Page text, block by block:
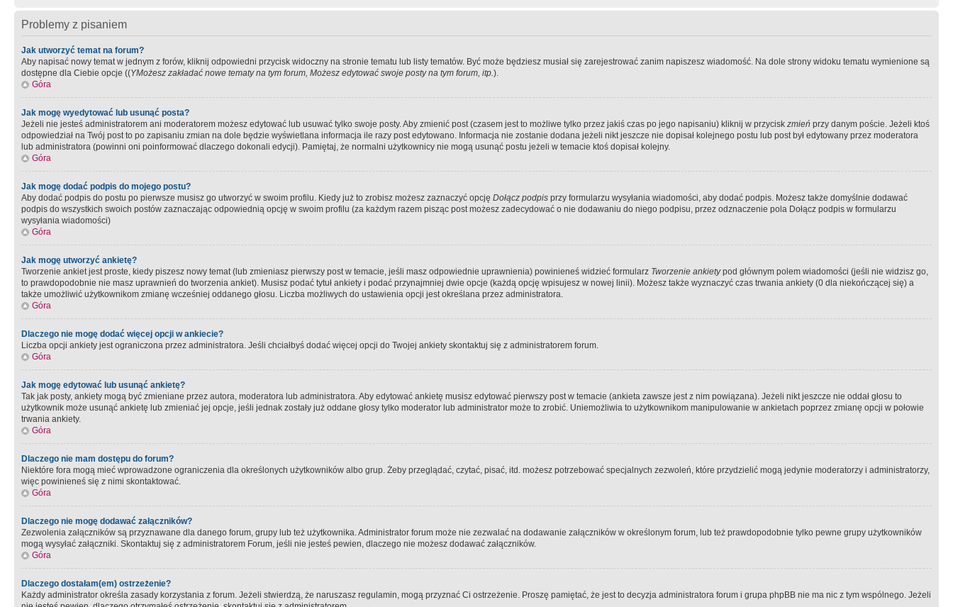
Problemy z pisaniem
Jak utworzyć temat na forum?
Aby napisać nowy temat w jednym z forów, kliknij odpowiedni przycisk widoczny na stronie tematu lub listy tematów. Być może będziesz musiał się zarejestrować zanim napiszesz wiadomość. Na dole strony widoku tematu wymienione są
dostępne dla Ciebie opcje ((YMożesz zakładać nowe tematy na tym forum, Możesz edytować swoje posty na tym forum, itp.).
Góra
Jak mogę wyedytować lub usunąć posta?
Jeżeli nie jesteś administratorem ani moderatorem możesz edytować lub usuwać tylko swoje posty. Aby zmienić post (czasem jest to możliwe tylko przez jakiś czas po jego napisaniu) kliknij w przycisk zmień przy danym poście. Jeżeli ktoś
odpowiedział na Twój post to po zapisaniu zmian na dole będzie wyświetlana informacja ile razy post edytowano. Informacja nie zostanie dodana jeżeli nikt jeszcze nie dopisał kolejnego postu lub post był edytowany przez moderatora
lub administratora (powinni oni poinformować dlaczego dokonali edycji). Pamiętaj, że normalni użytkownicy nie mogą usunąć postu jeżeli w temacie ktoś dopisał kolejny.
Góra
Jak mogę dodać podpis do mojego postu?
Aby dodać podpis do postu po pierwsze musisz go utworzyć w swoim profilu. Kiedy już to zrobisz możesz zaznaczyć opcję Dołącz podpis przy formularzu wysyłania wiadomości, aby dodać podpis. Możesz także domyślnie dodawać
podpis do wszystkich swoich postów zaznaczając odpowiednią opcję w swoim profilu (za każdym razem pisząc post możesz zadecydować o nie dodawaniu do niego podpisu, przez odznaczenie pola Dołącz podpis w formularzu
wysyłania wiadomości)
Góra
Jak mogę utworzyć ankietę?
Tworzenie ankiet jest proste, kiedy piszesz nowy temat (lub zmieniasz pierwszy post w temacie, jeśli masz odpowiednie uprawnienia) powinieneś widzieć formularz Tworzenie ankietypod głównym polem wiadomości (jeśli nie widzisz go,
to prawdopodobnie nie masz uprawnień do tworzenia ankiet). Musisz podać tytuł ankiety i podać przynajmniej dwie opcje (każdą opcję wpisujesz w nowej linii). Możesz także wyznaczyć czas trwania ankiety (0 dla niekończącej się) a
także umożliwić użytkownikom zmianę wcześniej oddanego głosu. Liczba możliwych do ustawienia opcji jest określana przez administratora.
Góra
Dlaczego nie mogę dodać więcej opcji w ankiecie?
Liczba opcji ankiety jest ograniczona przez administratora. Jeśli chciałbyś dodać więcej opcji do Twojej ankiety skontaktuj się z administratorem forum.
Góra
Jak mogę edytować lub usunąć ankietę?
Tak jak posty, ankiety mogą być zmieniane przez autora, moderatora lub administratora. Aby edytować ankietę musisz edytować pierwszy post w temacie (ankieta zawsze jest z nim powiązana). Jeżeli nikt jeszcze nie oddał głosu to
użytkownik może usunąć ankietę lub zmieniać jej opcje, jeśli jednak zostały już oddane głosy tylko moderator lub administrator może to zrobić. Uniemożliwia to użytkownikom manipulowanie w ankietach poprzez zmianę opcji w połowie
trwania ankiety.
Góra
Dlaczego nie mam dostępu do forum?
Niektóre fora mogą mieć wprowadzone ograniczenia dla określonych użytkowników albo grup. Żeby przeglądać, czytać, pisać, itd. możesz potrzebować specjalnych zezwoleń, które przydzielić mogą jedynie moderatorzy i administratorzy,
więc powinieneś się z nimi skontaktować.
Góra
Dlaczego nie mogę dodawać załączników?
Zezwolenia załączników są przyznawane dla danego forum, grupy lub też użytkownika. Administrator forum może nie zezwalać na dodawanie załączników w określonym forum, lub też prawdopodobnie tylko pewne grupy użytkowników
mogą wysyłać załączniki. Skontaktuj się z administratorem Forum, jeśli nie jesteś pewien, dlaczego nie możesz dodawać załączników.
Góra
Dlaczego dostałam(em) ostrzeżenie?
Każdy administrator określa zasady korzystania z forum. Jeżeli stwierdzą, że naruszasz regulamin, mogą przyznać Ci ostrzeżenie. Proszę pamiętać, że jest to decyzja administratora forum i grupa phpBB nie ma nic z tym wspólnego. Jeżeli